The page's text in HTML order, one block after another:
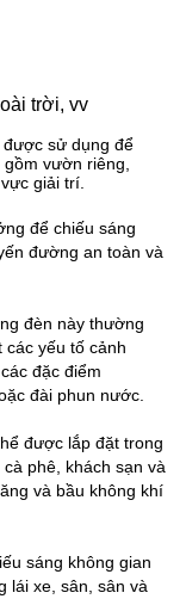
trời, vv
sử dụng để
vườn riêng,
giải trí.
để chiếu sáng
đường an toàn và
đèn này thường
yếu tố cảnh
đặc điểm
đài phun nước.
được lắp đặt trong
phê, khách sạn và
và bầu không khí
sáng không gian
lái xe, sân, sân và